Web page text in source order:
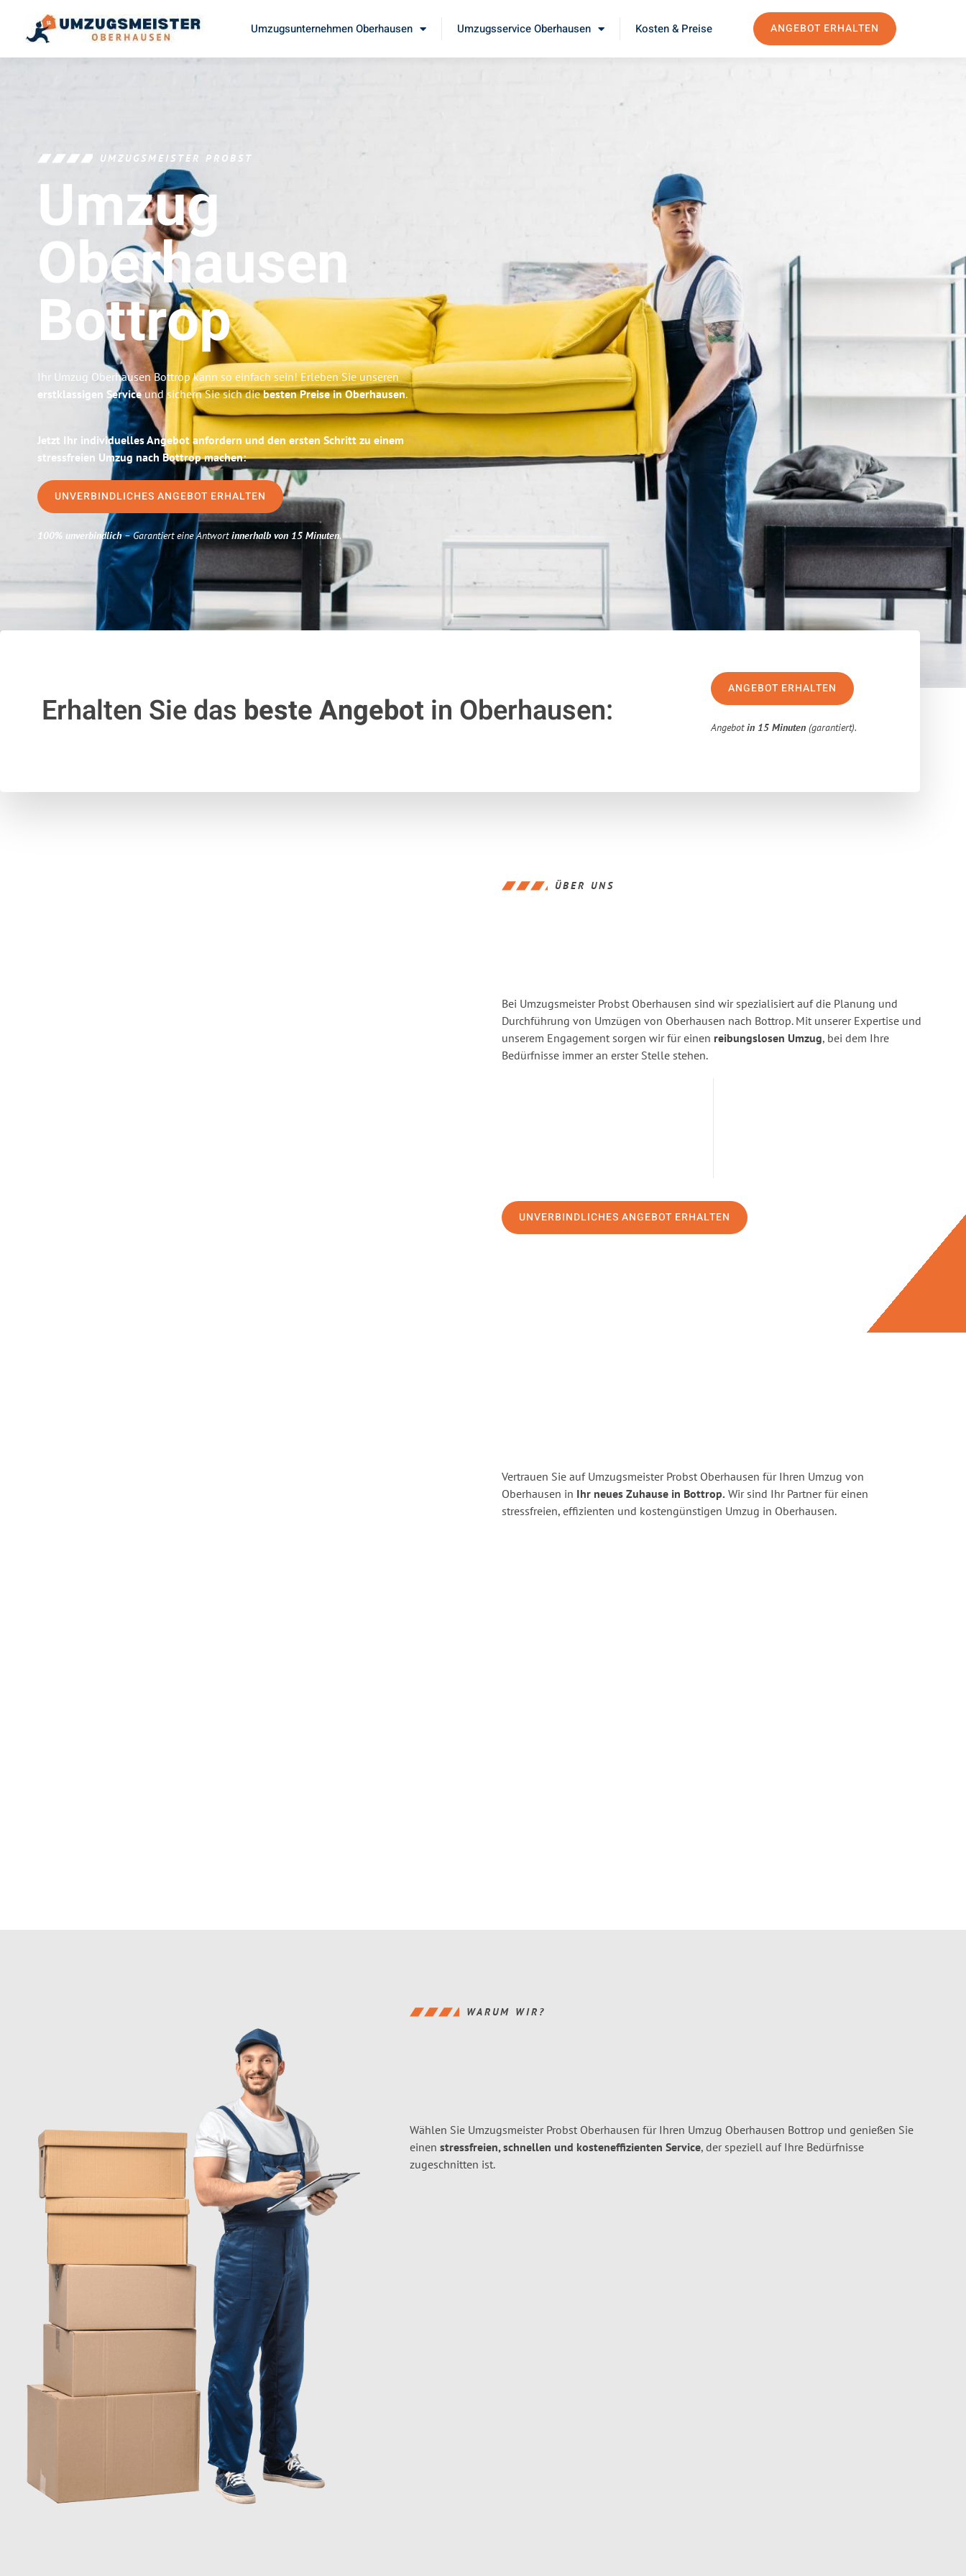
Umzugsunternehmen Oberhausen Umzugsservice Oberhausen Kosten & Preise ANGEBOT ERHALTEN
UMZUGSMEISTER PROBST
Umzug
Oberhausen
Bottrop
Ihr Umzug Oberhausen Bottrop kann so einfach sein! Erleben Sie unseren
erstklassigen Serviceund sichern Sie sich diebesten Preise in Oberhausen.
Jetzt Ihr individuelles Angebot anfordern und den ersten Schritt zu einem
stressfreien Umzug nach Bottrop machen:
UNVERBINDLICHES ANGEBOT ERHALTEN
100% unverbindlich– Garantiert eine Antwortinnerhalb von 15 Minuten.
Erhalten Sie das beste Angebotin Oberhausen:
ANGEBOT ERHALTEN
Angebotin 15 Minuten (garantiert).
ÜBER UNS
Bei Umzugsmeister Probst Oberhausen sind wir spezialisiert auf die Planung und
Durchführung von Umzügen von Oberhausen nach Bottrop. Mit unserer Expertise und
unserem Engagement sorgen wir für einen reibungslosen Umzug, bei dem Ihre
Bedürfnisse immer an erster Stelle stehen.
UNVERBINDLICHES ANGEBOT ERHALTEN
Vertrauen Sie auf Umzugsmeister Probst Oberhausen für Ihren Umzug von
Oberhausen in Ihr neues Zuhause in Bottrop. Wir sind Ihr Partner für einen
stressfreien, effizienten und kostengünstigen Umzug in Oberhausen.
WARUM WIR?
Wählen Sie Umzugsmeister Probst Oberhausen für Ihren Umzug Oberhausen Bottrop und genießen Sie
einen stressfreien, schnellen und kosteneffizienten Service, der speziell auf Ihre Bedürfnisse
zugeschnitten ist.